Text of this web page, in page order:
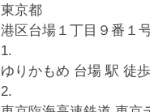
東京都
港区台場１丁目９番１
1.
ゆりかもめ 台場 駅 徒
2.